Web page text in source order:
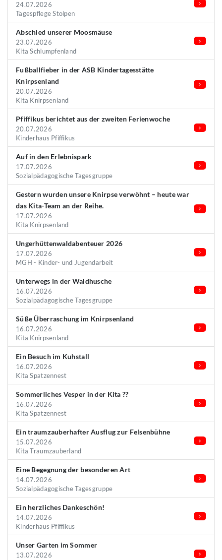
24.07.2026
Tagespflege Stolpen
Abschied unserer Moosmäuse
23.07.2026
Kita Schlumpfenland
Fußballfieber in der ASB Kindertagesstätte
Knirpsenland
20.07.2026
Kita Knirpsenland
Pfiffikus berichtet aus der zweiten Ferienwoche
20.07.2026
Kinderhaus Pfiffikus
Auf in den Erlebnispark
17.07.2026
Sozialpädagogische Tagesgruppe
Gestern wurden unsere Knirpse verwöhnt – heute war
das Kita-Team an der Reihe.
17.07.2026
Kita Knirpsenland
Ungerhüttenwaldabenteuer 2026
17.07.2026
MGH - Kinder- und Jugendarbeit
Unterwegs in der Waldhusche
16.07.2026
Sozialpädagogische Tagesgruppe
Süße Überraschung im Knirpsenland
16.07.2026
Kita Knirpsenland
Ein Besuch im Kuhstall
16.07.2026
Kita Spatzennest
Sommerliches Vesper in der Kita ??
16.07.2026
Kita Spatzennest
Ein traumzauberhafter Ausflug zur Felsenbühne
15.07.2026
Kita Traumzauberland
Eine Begegnung der besonderen Art
14.07.2026
Sozialpädagogische Tagesgruppe
Ein herzliches Dankeschön!
14.07.2026
Kinderhaus Pfiffikus
Unser Garten im Sommer
13.07.2026